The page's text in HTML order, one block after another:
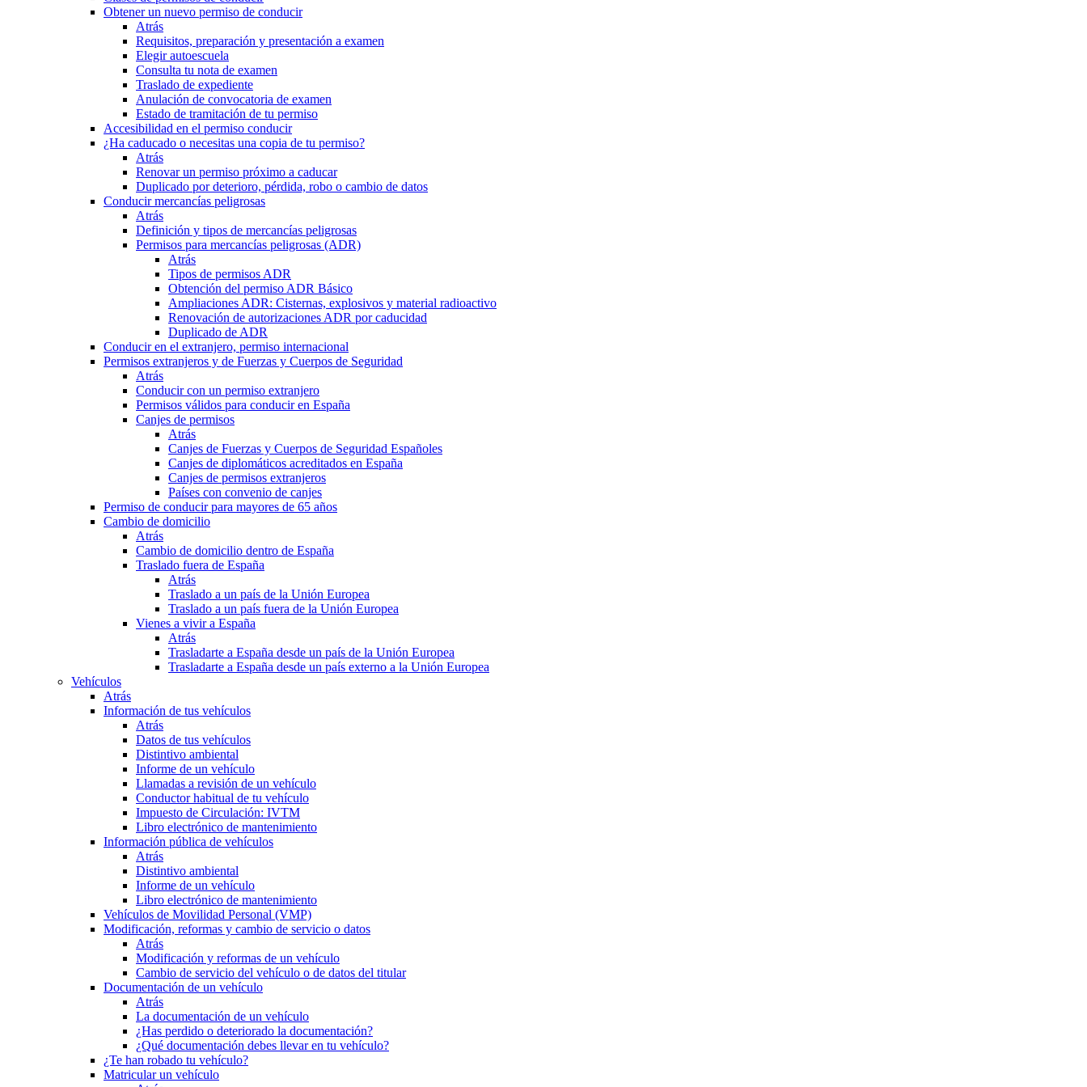
Obtener un nuevo permiso de conducir
Atrás
Requisitos, preparación y presentación a examen
Elegir autoescuela
Consulta tu nota de examen
Traslado de expediente
Anulación de convocatoria de examen
Estado de tramitación de tu permiso
Accesibilidad en el permiso conducir
¿Ha caducado o necesitas una copia de tu permiso?
Atrás
Renovar un permiso próximo a caducar
Duplicado por deterioro, pérdida, robo o cambio de datos
Conducir mercancías peligrosas
Atrás
Definición y tipos de mercancías peligrosas
Permisos para mercancías peligrosas (ADR)
Atrás
Tipos de permisos ADR
Obtención del permiso ADR Básico
Ampliaciones ADR: Cisternas, explosivos y material radioactivo
Renovación de autorizaciones ADR por caducidad
Duplicado de ADR
Conducir en el extranjero, permiso internacional
Permisos extranjeros y de Fuerzas y Cuerpos de Seguridad
Atrás
Conducir con un permiso extranjero
Permisos válidos para conducir en España
Canjes de permisos
Atrás
Canjes de Fuerzas y Cuerpos de Seguridad Españoles
Canjes de diplomáticos acreditados en España
Canjes de permisos extranjeros
Países con convenio de canjes
Permiso de conducir para mayores de 65 años
Cambio de domicilio
Atrás
Cambio de domicilio dentro de España
Traslado fuera de España
Atrás
Traslado a un país de la Unión Europea
Traslado a un país fuera de la Unión Europea
Vienes a vivir a España
Atrás
Trasladarte a España desde un país de la Unión Europea
Trasladarte a España desde un país externo a la Unión Europea
Vehículos
Atrás
Información de tus vehículos
Atrás
Datos de tus vehículos
Distintivo ambiental
Informe de un vehículo
Llamadas a revisión de un vehículo
Conductor habitual de tu vehículo
Impuesto de Circulación: IVTM
Libro electrónico de mantenimiento
Información pública de vehículos
Atrás
Distintivo ambiental
Informe de un vehículo
Libro electrónico de mantenimiento
Vehículos de Movilidad Personal (VMP)
Modificación, reformas y cambio de servicio o datos
Atrás
Modificación y reformas de un vehículo
Cambio de servicio del vehículo o de datos del titular
Documentación de un vehículo
Atrás
La documentación de un vehículo
¿Has perdido o deteriorado la documentación?
¿Qué documentación debes llevar en tu vehículo?
¿Te han robado tu vehículo?
Matricular un vehículo